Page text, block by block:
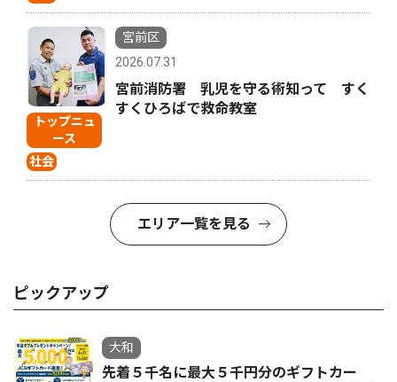
トップニュ
ース
社会
宮前区
2026.07.31
宮前消防署 乳児を守る術知って すく
すくひろばで救命教室
エリア一覧を見る
ピックアップ
大和
先着５千名に最大５千円分のギフトカー